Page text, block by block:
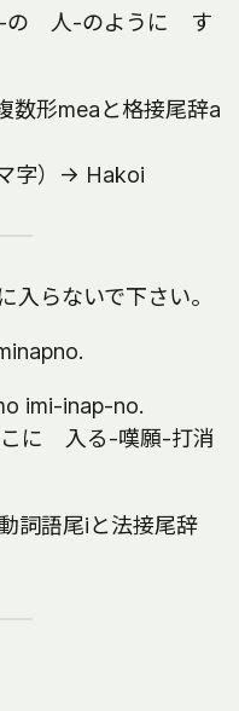
-の 人-のように す
数形meaと格接尾辞a
字）-> Hakoi
入らないで下さい。
imi-inap-no.
に 入る-嘆願-打消
詞語尾iと法接尾辞